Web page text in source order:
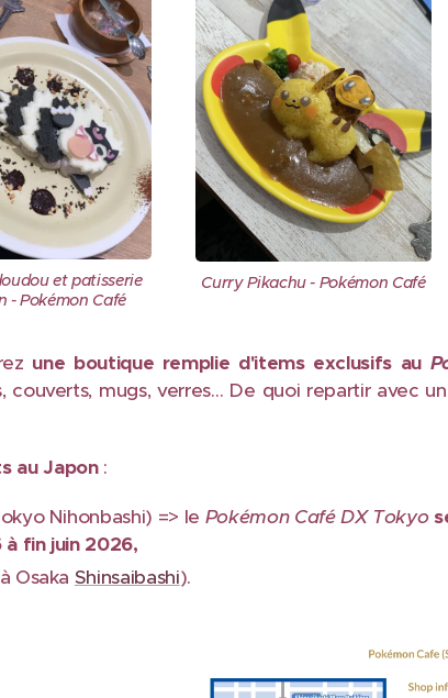
et patisserie
- Pokémon Café
Curry Pikachu - Pokémon Café
une boutique remplie d'items exclusifs au
mugs, verres… De quoi repartir avec
au Japon :
Nihonbashi) => le Pokémon Café DX Tokyo
fin juin 2026,
Osaka Shinsaibashi).